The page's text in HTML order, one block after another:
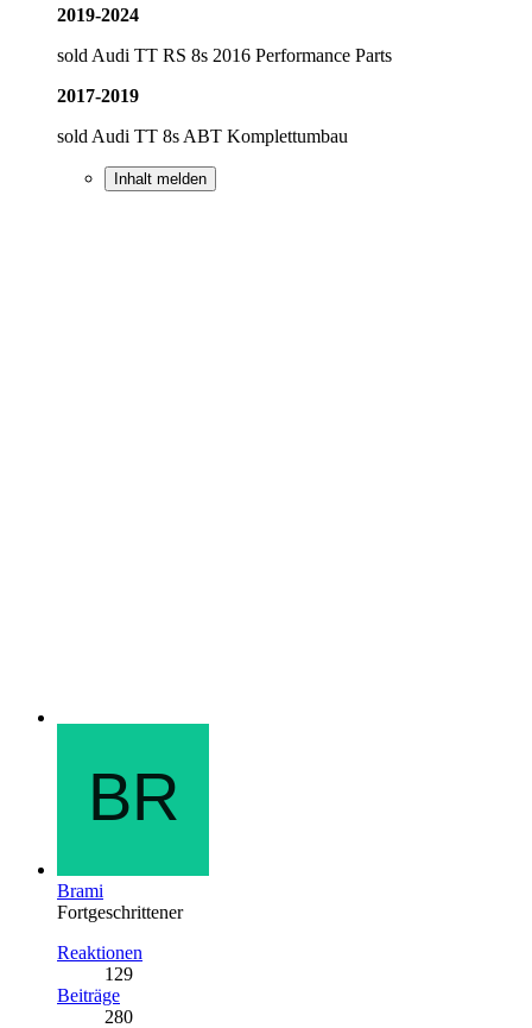
2019-2024
sold Audi TT RS 8s 2016 Performance Parts
2017-2019
sold Audi TT 8s ABT Komplettumbau
Inhalt melden
Brami
Fortgeschrittener
Reaktionen
129
Beiträge
280